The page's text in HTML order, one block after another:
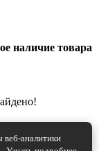
веб-аналитики
наличие товара